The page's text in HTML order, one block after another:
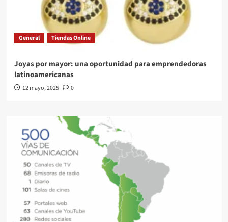
General Tiendas Online
Joyas por mayor: una oportunidad para emprendedoras
latinoamericanas
12 mayo, 2025 0